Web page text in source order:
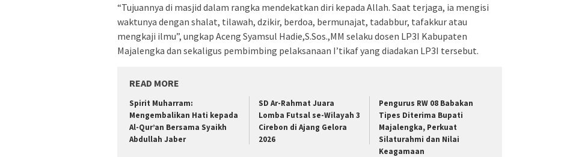
“Tujuannya di masjid dalam rangka mendekatkan diri kepada Allah. Saat terjaga, ia mengisi
waktunya dengan shalat, tilawah, dzikir, berdoa, bermunajat, tadabbur, tafakkur atau
mengkaji ilmu”, ungkap Aceng Syamsul Hadie,S.Sos.,MM selaku dosen LP3I Kabupaten
Majalengka dan sekaligus pembimbing pelaksanaan I’tikaf yang diadakan LP3I tersebut.
READ MORE
Spirit Muharram:
Mengembalikan Hati kepada
Al-Qur’an Bersama Syaikh
Abdullah Jaber
SD Ar-Rahmat Juara
Lomba Futsal se-Wilayah 3
Cirebon di Ajang Gelora
2026
Pengurus RW 08 Babakan
Tipes Diterima Bupati
Majalengka, Perkuat
Silaturahmi dan Nilai
Keagamaan